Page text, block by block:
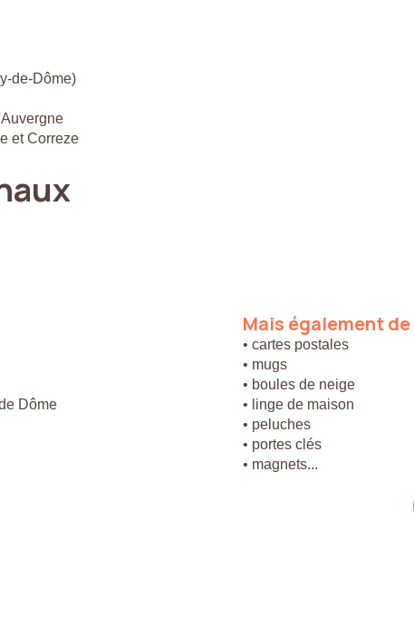
de-Dôme)
et Correze
Dôme
Mais égalementde
• cartes postales
• mugs
• boules de neige
• linge de maison
• peluches
• portes clés
• magnets...